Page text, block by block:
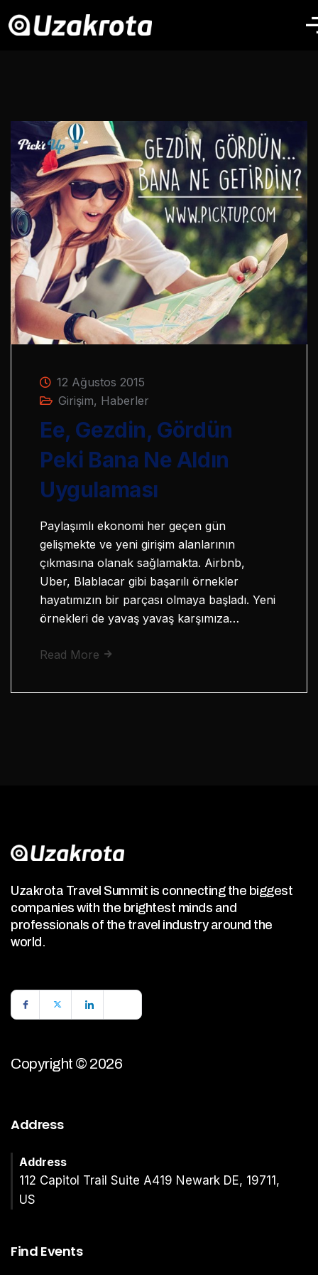
12 Ağustos 2015
Girişim, Haberler
Ee, Gezdin, Gördün
Peki Bana Ne Aldın
Uygulaması
Paylaşımlı ekonomi her geçen gün
gelişmekte ve yeni girişim alanlarının
çıkmasına olanak sağlamakta. Airbnb,
Uber, Blablacar gibi başarılı örnekler
hayatımızın bir parçası olmaya başladı. Yeni
örnekleri de yavaş yavaş karşımıza…
Read More
Uzakrota Travel Summit is connecting the biggest
companies with the brightest minds and
professionals of the travel industry around the
world.
Copyright © 2026
Address
Address
112 Capitol Trail Suite A419 Newark DE, 19711,
US
Find Events